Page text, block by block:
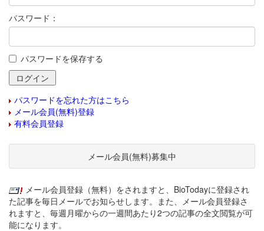
パスワード：
パスワードを保存する
パスワードを忘れた方はこちら
メール会員(無料)登録
有料会員登録
メール会員(無料)募集中
メール会員登録（無料）をされますと、BioTodayに登録され
た記事を毎日メールでお知らせします。また、メール会員登録さ
れますと、毎週月曜からの一週間あたり2つの記事の全文閲覧が可
能になります。